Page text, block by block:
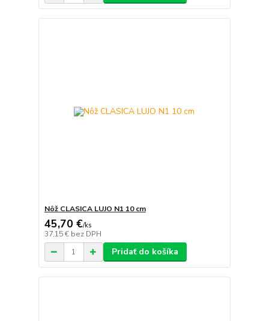
Nôž CLASICA LUJO N1 10 cm
45,70 €/ks
37,15 € bez DPH
Pridať do košíka